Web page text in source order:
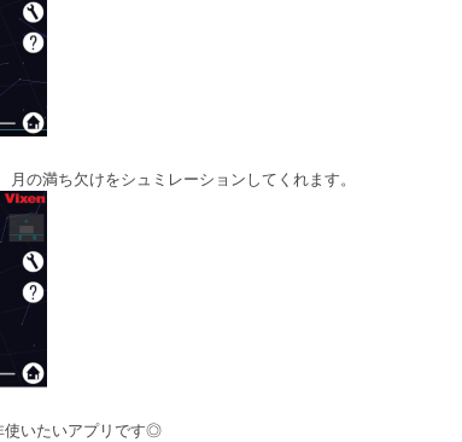
の満ち欠けをシュミレーションしてくれます。
使いたいアプリです◎